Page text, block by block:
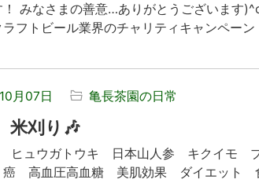
！ みなさまの善意…ありがとうございます
フトビール業界のチャリティキャンペーン
月07日 亀長茶園の日常
刈り🎶
ヒュウガトウキ 日本山人参 キクイモ
高血圧高血糖 美肌効果 ダイエット